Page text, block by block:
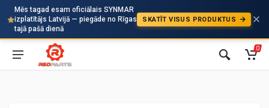
Mēs tagad esam oficiālais SYNMAR
izplatītājs Latvijā — piegāde no Rīgas
tajā pašā dienā
SKATĪT VISUS PRODUKTUS
Auto
0